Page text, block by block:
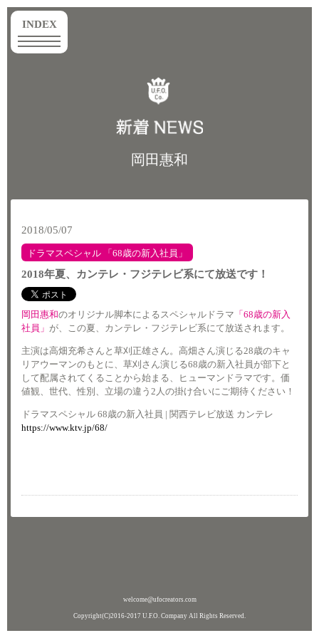
INDEXtoggle
navigation
岡田惠和
2018/05/07
ドラマスペシャル 「68歳の新入社員」
2018年夏、カンテレ・フジテレビ系にて放送です！
岡田惠和のオリジナル脚本によるスペシャルドラマ 「68歳の新入
社員」 が、この夏、カンテレ・フジテレビ系にて放送されます。
主演は高畑充希さんと草刈正雄さん。高畑さん演じる28歳のキャ
リアウーマンのもとに、草刈さん演じる68歳の新入社員が部下と
して配属されてくることから始まる、ヒューマンドラマです。価
値観、世代、性別、立場の違う2人の掛け合いにご期待ください！
ドラマスペシャル 68歳の新入社員 | 関西テレビ放送 カンテレ
https://www.ktv.jp/68/
welcome@ufocreators.com
Copyright(C)2016-2017 U.F.O. Company All Rights Reserved.